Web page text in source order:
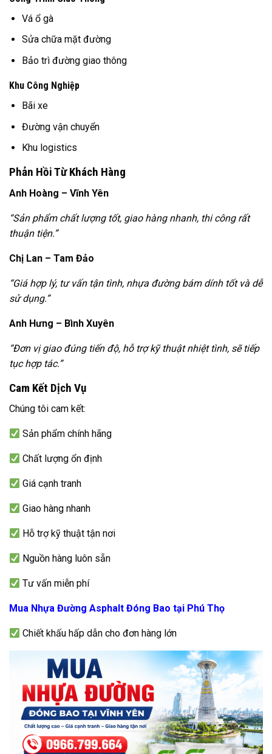
Vá ổ gà
Sửa chữa mặt đường
Bảo trì đường giao thông
Khu Công Nghiệp
Bãi xe
Đường vận chuyển
Khu logistics
Phản Hồi Từ Khách Hàng
Anh Hoàng – Vĩnh Yên
“Sản phẩm chất lượng tốt, giao hàng nhanh, thi công rất
thuận tiện.”
Chị Lan – Tam Đảo
“Giá hợp lý, tư vấn tận tình, nhựa đường bám dính tốt và dễ
sử dụng.”
Anh Hưng – Bình Xuyên
“Đơn vị giao đúng tiến độ, hỗ trợ kỹ thuật nhiệt tình, sẽ tiếp
tục hợp tác.”
Cam Kết Dịch Vụ
Chúng tôi cam kết:
Sản phẩm chính hãng
Chất lượng ổn định
Giá cạnh tranh
Giao hàng nhanh
Hỗ trợ kỹ thuật tận nơi
Nguồn hàng luôn sẵn
Tư vấn miễn phí
Mua Nhựa Đường Asphalt Đóng Bao tại Phú Thọ
Chiết khấu hấp dẫn cho đơn hàng lớn